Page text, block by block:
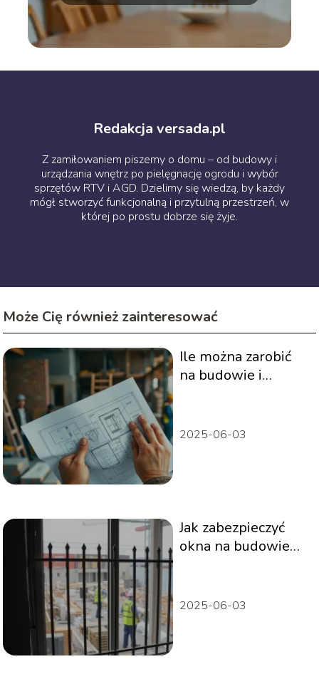
Redakcja versada.pl
Z zamiłowaniem piszemy o domu – od budowy i
urządzania wnętrz po pielęgnację ogrodu i wybór
sprzętów RTV i AGD. Dzielimy się wiedzą, by każdy
mógł stworzyć funkcjonalną i przytulną przestrzeń, w
której po prostu dobrze się żyje.
Może Cię również zainteresować
Ile można zarobić
na budowie i
2025-06-03
Jak zabezpieczyć
okna na budowie
2025-06-03